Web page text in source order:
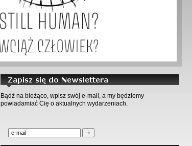
Bądź na bieżąco, wpisz swój e-mail, a my będziemy
powiadamiać Cię o aktualnych wydarzeniach.